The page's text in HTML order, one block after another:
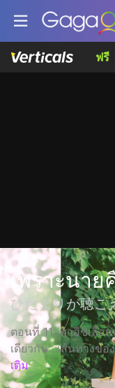
ฟรี
เพราะนาย
ひだまりが聴こ
ตอนที่ 11: ทาอิชิเลือ
เดียวกัน…เส้นทางขอ
เติม